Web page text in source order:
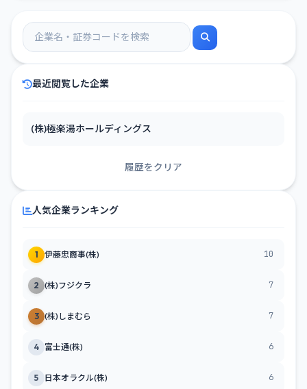
最近閲覧した企業
(株)極楽湯ホールディングス
履歴をクリア
人気企業ランキング
1 伊藤忠商事(株) 10
2 (株)フジクラ 7
3 (株)しまむら 7
4 富士通(株) 6
5 日本オラクル(株) 6